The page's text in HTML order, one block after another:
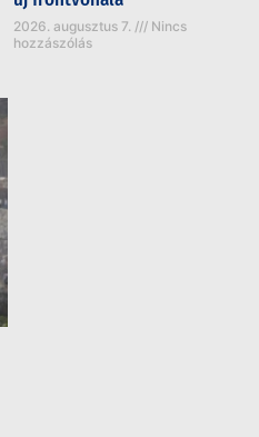
2026. augusztus 7.
Nincs
hozzászólás